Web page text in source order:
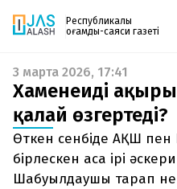
Республикалық
қоғамдық-саяси газеті
Жаңалықтар
Спорт
Live
Руханият
Аймақ
Архив
Заң және тәртіп
Газетке жазылу
PDF форматтағы газетті
поштаңызға алып
шыққан сәтте сізге бірден
енгізіңіз, біз қалғанын
3 марта 2026, 17:41
Хаменеидің
қалай өзгертеді?
Өткен сенбіде АҚШ
бірлескен аса ірі
Шабуылдаушы тарап